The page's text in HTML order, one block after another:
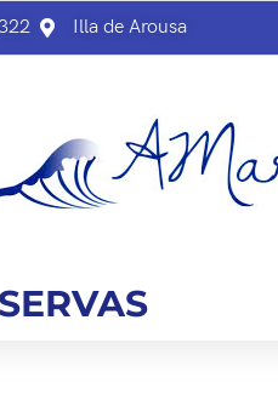
Illa de Arousa